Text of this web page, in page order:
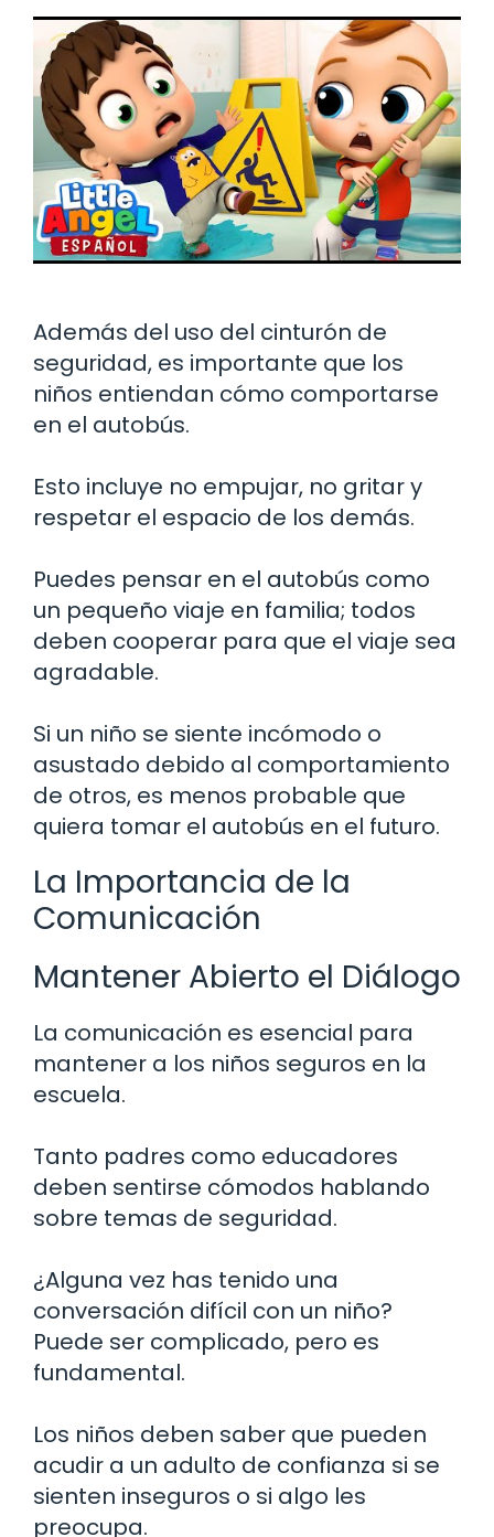
Además del uso del cinturón de
seguridad, es importante que los
niños entiendan cómo comportarse
en el autobús.
Esto incluye no empujar, no gritar y
respetar el espacio de los demás.
Puedes pensar en el autobús como
un pequeño viaje en familia; todos
deben cooperar para que el viaje sea
agradable.
Si un niño se siente incómodo o
asustado debido al comportamiento
de otros, es menos probable que
quiera tomar el autobús en el futuro.
La Importancia de la
Comunicación
Mantener Abierto el Diálogo
La comunicación es esencial para
mantener a los niños seguros en la
escuela.
Tanto padres como educadores
deben sentirse cómodos hablando
sobre temas de seguridad.
¿Alguna vez has tenido una
conversación difícil con un niño?
Puede ser complicado, pero es
fundamental.
Los niños deben saber que pueden
acudir a un adulto de confianza si se
sienten inseguros o si algo les
preocupa.